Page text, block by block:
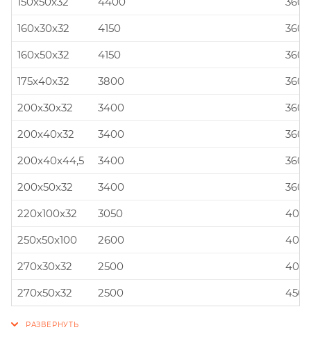
160x30x32
4150
160x50x32
4150
175x40x32
3800
200x30x32
3400
200x40x32
3400
200x40x44,5
3400
200x50x32
3400
220x100x32
3050
250x50x100
2600
270x30x32
2500
270x50x32
2500